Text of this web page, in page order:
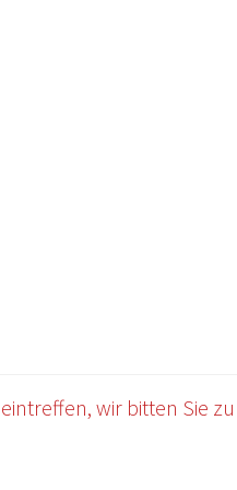
KasseMein KontoWarenkorb
wir bitten Sie